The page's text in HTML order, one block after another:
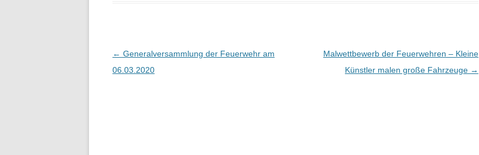
Beitragsnavigation
← Generalversammlung der Feuerwehr am
06.03.2020
Malwettbewerb der Feuerwehren – Kleine
Künstler malen große Fahrzeuge →